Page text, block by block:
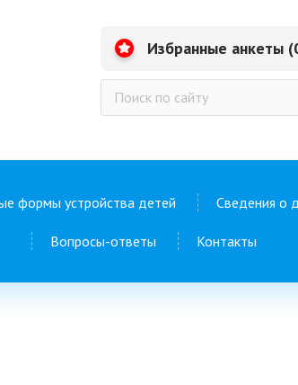
Избранные анкеты (
формы устройства детей Сведения о
Вопросы-ответы Контакты